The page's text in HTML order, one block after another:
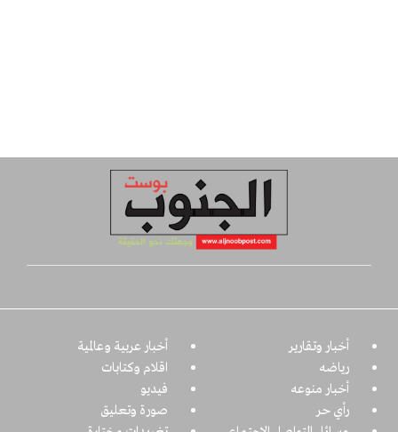
أخبار وتقارير
أخبار عربية وعالمية
رياضه
اقلام وكتابات
أخبار منوعه
فيديو
رأي حر
صورة وتعليق